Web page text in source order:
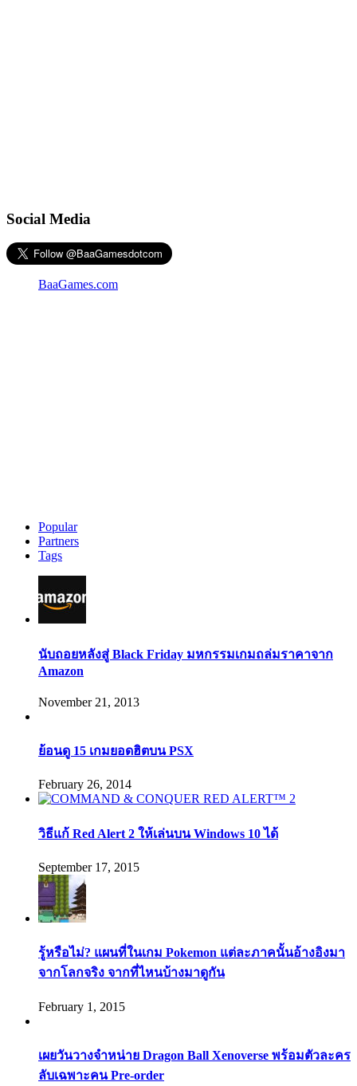
Social Media
BaaGames.com
Popular
Partners
Tags
นับถอยหลังสู่ Black Friday มหกรรมเกมถล่มราคาจาก
Amazon
November 21, 2013
ย้อนดู 15 เกมยอดฮิตบน PSX
February 26, 2014
วิธีแก้ Red Alert 2 ให้เล่นบน Windows 10 ได้
September 17, 2015
รู้หรือไม่? แผนที่ในเกม Pokemon แต่ละภาคนั้นอ้างอิงมา
จากโลกจริง จากที่ไหนบ้างมาดูกัน
February 1, 2015
เผยวันวางจำหน่าย Dragon Ball Xenoverse พร้อมตัวละคร
ลับเฉพาะคน Pre-order